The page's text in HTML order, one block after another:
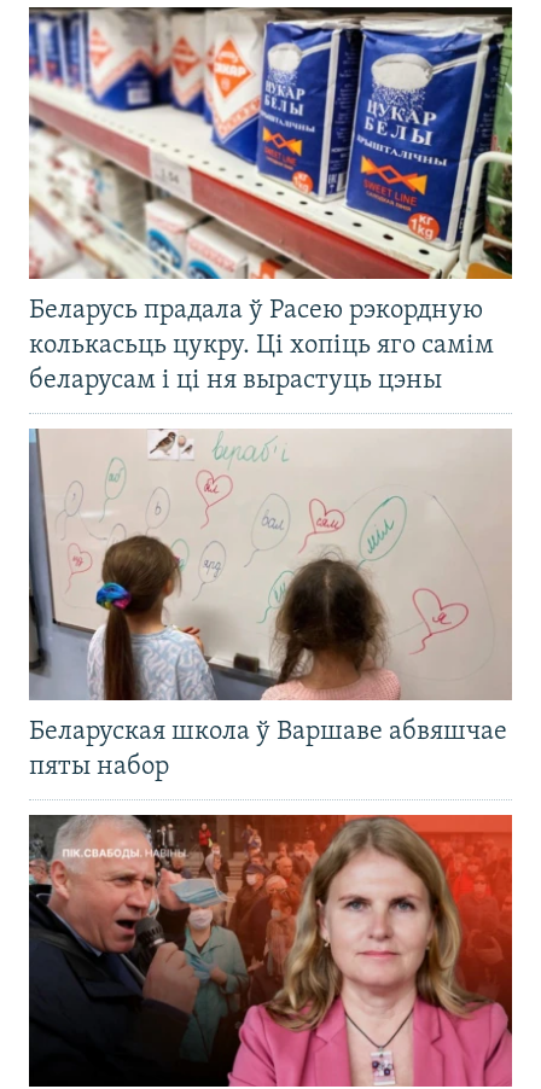
Беларусь прадала ў Расею рэкордную
колькасьць цукру. Ці хопіць яго самім
беларусам і ці ня вырастуць цэны
Беларуская школа ў Варшаве абвяшчае
пяты набор